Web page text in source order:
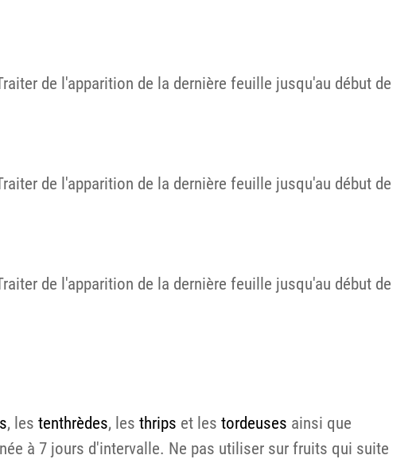
de l'apparition de la dernière feuille jusqu'au début de
de l'apparition de la dernière feuille jusqu'au début de
de l'apparition de la dernière feuille jusqu'au début de
, les tenthrèdes, les thrips et les tordeuses ainsi que
à 7 jours d'intervalle. Ne pas utiliser sur fruits qui suite